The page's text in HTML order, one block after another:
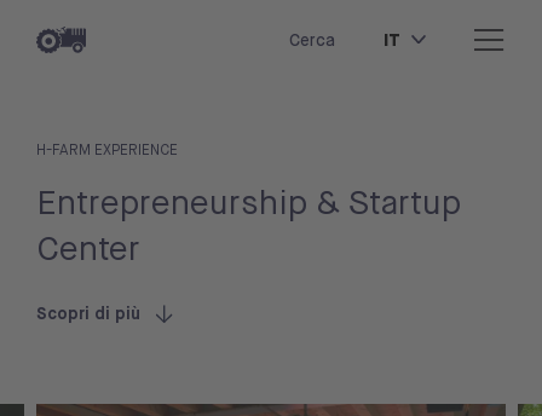
Cerca IT
H-FARM EXPERIENCE
Entrepreneurship & Startup
Center
Scopri di più